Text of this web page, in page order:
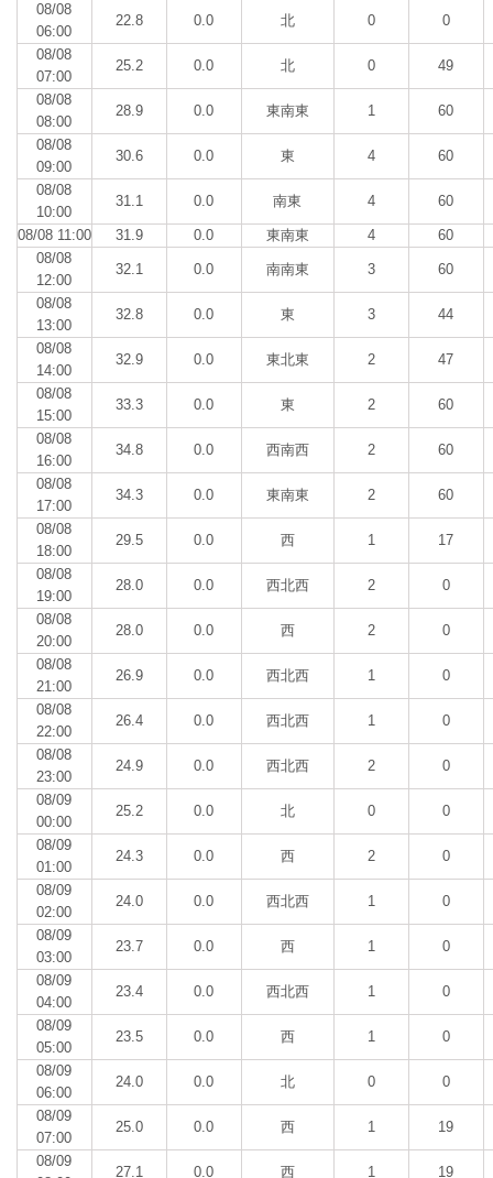
08/08
06:00
22.8 0.0 北 0 0
08/08
07:00
25.2 0.0 北 0 49
08/08
08:00
28.9 0.0 東南東 1 60
08/08
09:00
30.6 0.0 東 4 60
08/08
10:00
31.1 0.0 南東 4 60
08/08 11:00 31.9 0.0 東南東 4
60
08/08
12:00
32.1 0.0 南南東 3 60
08/08
13:00
32.8 0.0 東 3 44
08/08
14:00
32.9 0.0 東北東 2 47
08/08
15:00
33.3 0.0 東 2 60
08/08
16:00
34.8 0.0 西南西 2 60
08/08
17:00
34.3 0.0 東南東 2 60
08/08
18:00
29.5 0.0 西 1 17
08/08
19:00
28.0 0.0 西北西 2 0
08/08
20:00
28.0 0.0 西 2 0
08/08
21:00
26.9 0.0 西北西 1 0
08/08
22:00
26.4 0.0 西北西 1 0
08/08
23:00
24.9 0.0 西北西 2 0
08/09
00:00
25.2 0.0 北 0 0
08/09
01:00
24.3 0.0 西 2 0
08/09
02:00
24.0 0.0 西北西 1 0
08/09
03:00
23.7 0.0 西 1 0
08/09
04:00
23.4 0.0 西北西 1 0
08/09
05:00
23.5 0.0 西 1 0
08/09
06:00
24.0 0.0 北 0 0
08/09
07:00
25.0 0.0 西 1 19
08/09
27.1 0.0 西 1 19